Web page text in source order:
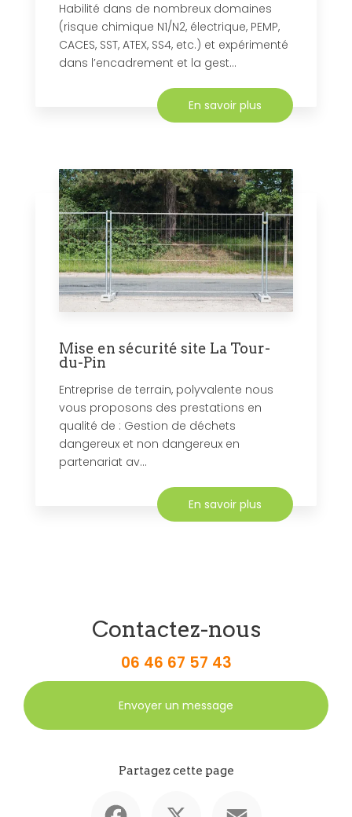
Habilité dans de nombreux domaines
(risque chimique N1/N2, électrique, PEMP,
CACES, SST, ATEX, SS4, etc.) et expérimenté
dans l’encadrement et la gest...
En savoir plus
Mise en sécurité site La Tour-
du-Pin
Entreprise de terrain, polyvalente nous
vous proposons des prestations en
qualité de : Gestion de déchets
dangereux et non dangereux en
partenariat av...
En savoir plus
Contactez-nous
06 46 67 57 43
Envoyer un message
Partagez cette page